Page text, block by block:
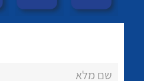
שם מלא